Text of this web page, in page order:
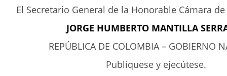
El Secretario General de la Honorable Cámara
JORGE HUMBERTO MANTILLA
REPÚBLICA DE COLOMBIA – GOBIERNO
Publíquese y ejecútese.